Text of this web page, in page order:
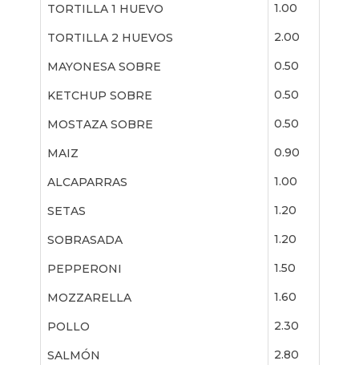
TORTILLA 1 HUEVO 1.00
TORTILLA 2 HUEVOS 2.00
MAYONESA SOBRE 0.50
KETCHUP SOBRE 0.50
MOSTAZA SOBRE 0.50
MAIZ 0.90
ALCAPARRAS 1.00
SETAS 1.20
SOBRASADA 1.20
PEPPERONI 1.50
MOZZARELLA 1.60
POLLO 2.30
SALMÓN 2.80